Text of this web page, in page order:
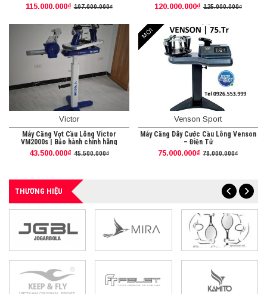
115.000.000₫ 107.000.000₫ 120.000.000₫ 125.000.000₫
Victor
Máy Căng Vợt Cầu Lông Victor
VM2000s | Bảo hành chính hãng
43.500.000₫ 45.500.000₫
MỚI
Venson Sport
Máy Căng Dây Cước Cầu Lông Venson
– Điện Tử
75.000.000₫ 78.000.000₫
THƯƠNG HIỆU